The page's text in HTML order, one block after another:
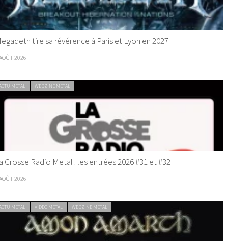
tire sa révérence à Paris et Lyon en 2027
2026
METAL WEBZINE METAL
Grosse Radio Metal : les entrées 2026 #31 et #32
2026
METAL VIDEO METAL WEBZINE METAL